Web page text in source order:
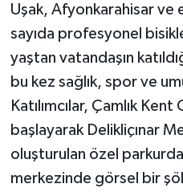
Uşak, Afyonkarahisar ve
sayıda profesyonel
yaştan vatandaşın
bu kez sağlık, spor ve
Katılımcılar, Çamlık
başlayarak Delikliçınar
oluşturulan özel
merkezinde görsel bir